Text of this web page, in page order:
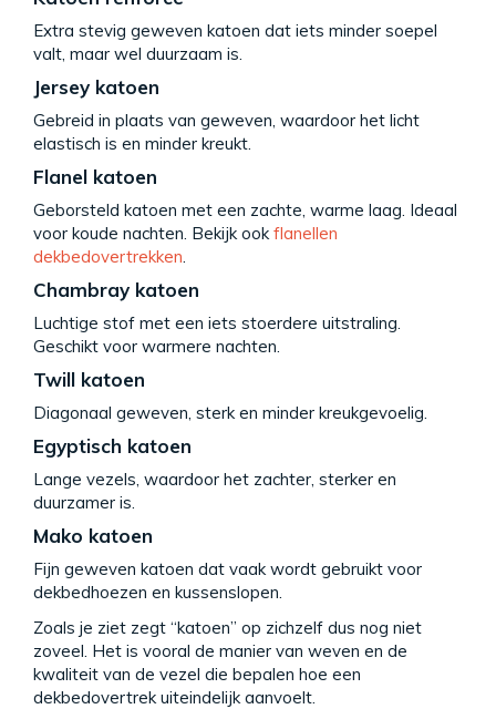
Extra stevig geweven katoen dat iets minder soepel
valt, maar wel duurzaam is.
Jersey katoen
Gebreid in plaats van geweven, waardoor het licht
elastisch is en minder kreukt.
Flanel katoen
Geborsteld katoen met een zachte, warme laag. Ideaal
voor koude nachten. Bekijk ookflanellen
dekbedovertrekken.
Chambray katoen
Luchtige stof met een iets stoerdere uitstraling.
Geschikt voor warmere nachten.
Twill katoen
Diagonaal geweven, sterk en minder kreukgevoelig.
Egyptisch katoen
Lange vezels, waardoor het zachter, sterker en
duurzamer is.
Mako katoen
Fijn geweven katoen dat vaak wordt gebruikt voor
dekbedhoezen en kussenslopen.
Zoals je ziet zegt “katoen” op zichzelf dus nog niet
zoveel. Het is vooral de manier van weven en de
kwaliteit van de vezel die bepalen hoe een
dekbedovertrek uiteindelijk aanvoelt.